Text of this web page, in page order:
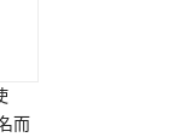
而